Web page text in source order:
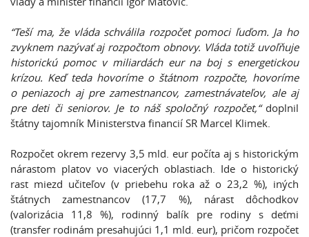
“Teší ma, že vláda schválila rozpočet pomoci ľuďom. Ja ho
zvyknem nazývať aj rozpočtom obnovy. Vláda totiž uvoľňuje
historickú pomoc v miliardách eur na boj s energetickou
krízou. Keď teda hovoríme o štátnom rozpočte, hovoríme
o peniazoch aj pre zamestnancov, zamestnávateľov, ale aj
pre deti či seniorov. Je to náš spoločný rozpočet,“ doplnil
štátny tajomník Ministerstva financií SR Marcel Klimek.
Rozpočet okrem rezervy 3,5 mld. eur počíta aj s historickým
nárastom platov vo viacerých oblastiach. Ide o historický
rast miezd učiteľov (v priebehu roka až o 23,2 %), iných
štátnych zamestnancov (17,7 %), nárast dôchodkov
(valorizácia 11,8 %), rodinný balík pre rodiny s deťmi
(transfer rodinám presahujúci 1,1 mld. eur), pričom rozpočet